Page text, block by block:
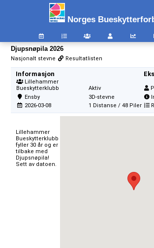
Norges
Djupsnøpila 2026
Nasjonalt stevne Resultatlisten
Informasjon
Lillehammer
Bueskytterklubb
Ensby
2026-03-08
Aktiv
3D-stevne
1 Distanse / 48 Piler
Lillehammer
Bueskytterklubb
fyller 30 år og er
tilbake med
Djupsnøpila!
Sett av datoen.